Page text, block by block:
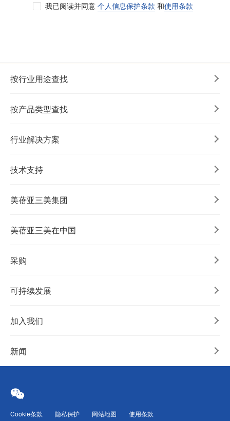
我已阅读并同意 个人信息保护条款 和使用条款
按行业用途查找
按产品类型查找
行业解决方案
技术支持
美蓓亚三美集团
美蓓亚三美在中国
采购
可持续发展
加入我们
新闻
Cookie条款 隐私保护 网站地图 使用条款